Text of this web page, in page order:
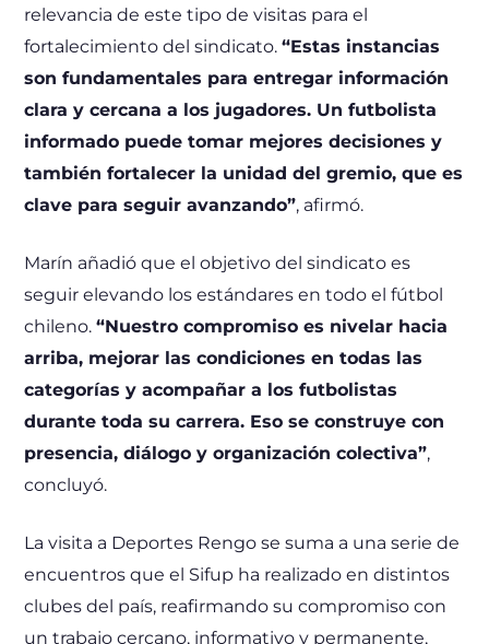
relevancia de este tipo de visitas para el
fortalecimiento del sindicato.“Estas instancias
son fundamentales para entregar información
clara y cercana a los jugadores. Un futbolista
informado puede tomar mejores decisiones y
también fortalecer la unidad del gremio, que es
clave para seguir avanzando”, afirmó.
Marín añadió que el objetivo del sindicato es
seguir elevando los estándares en todo el fútbol
chileno.“Nuestro compromiso es nivelar hacia
arriba, mejorar las condiciones en todas las
categorías y acompañar a los futbolistas
durante toda su carrera. Eso se construye con
presencia, diálogo y organización colectiva”,
concluyó.
La visita a Deportes Rengo se suma a una serie de
encuentros que el Sifup ha realizado en distintos
clubes del país, reafirmando su compromiso con
un trabajo cercano, informativo y permanente,